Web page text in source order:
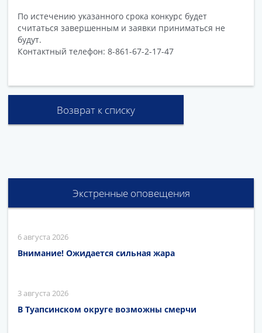
По истечению указанного срока конкурс будет
считаться завершенным и заявки приниматься не
будут.
Контактный телефон: 8-861-67-2-17-47
Возврат к списку
Экстренные оповещения
6 августа 2026
Внимание! Ожидается сильная жара
3 августа 2026
В Туапсинском округе возможны смерчи